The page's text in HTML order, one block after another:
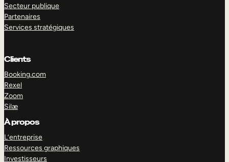
Secteur publique
Partenaires
Services stratégiques
Clients
Booking.com
Rexel
Zoom
Silæ
À propos
L’entreprise
Ressources graphiques
Investisseurs